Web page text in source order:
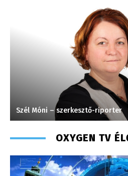
Szél Móni – szerkesztő-riporter
OXYGEN TV